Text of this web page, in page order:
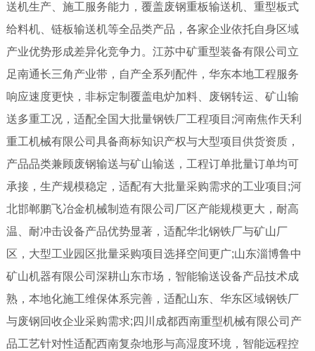
送机生产、施工服务能力，覆盖废钢重板输送机、重型板式
给料机、链板输送机等全品类产品，各家企业依托自身区域
产业优势形成差异化竞争力。江苏中矿重型装备有限公司立
足南通长三角产业带，自产全系列配件，华东本地工程服务
响应速度更快，非标定制覆盖电炉加料、废钢转运、矿山输
送多重工况，适配全国大批量钢铁厂工程项目;河南焦作天利
重工机械有限公司具备商标知识产权与大型项目供货资质，
产品品类兼顾废钢输送与矿山输送，工程订单批量订单均可
承接，生产规模稳定，适配有大批量采购需求的工业项目;河
北邯郸鹏飞冶金机械制造有限公司厂区产能规模更大，耐高
温、耐冲击设备产品优势显著，适配华北钢铁厂与矿山厂
区，大型工业园区批量采购项目选择空间更广;山东淄博鲁中
矿山机器有限公司深耕山东市场，智能输送设备产品技术成
熟，本地化施工维保体系完善，适配山东、华东区域钢铁厂
与废钢回收企业采购需求;四川成都西南重型机械有限公司产
品工艺针对性适配西南复杂地形与高湿度环境，智能远程控